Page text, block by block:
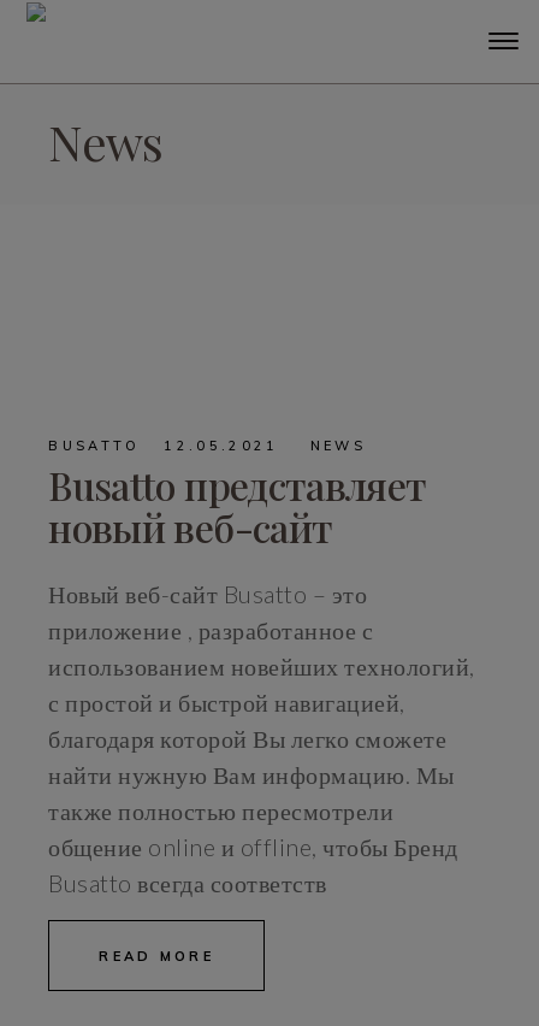
News
BUSATTO 12.05.2021 NEWS
Busatto представляет
новый веб-сайт
Новый веб-сайт Busatto – это
приложение , разработанное с
использованием новейших технологий,
с простой и быстрой навигацией,
благодаря которой Вы легко сможете
найти нужную Вам информацию. Мы
также полностью пересмотрели
общение online и offline, чтобы Бренд
Busatto всегда соответств
READ MORE